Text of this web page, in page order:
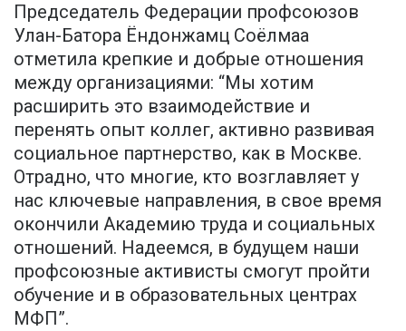
Председатель Федерации профсоюзов
Улан-Батора Ёндонжамц Соёлмаа
отметила крепкие и добрые отношения
между организациями: “Мы хотим
расширить это взаимодействие и
перенять опыт коллег, активно развивая
социальное партнерство, как в Москве.
Отрадно, что многие, кто возглавляет у
нас ключевые направления, в свое время
окончили Академию труда и социальных
отношений. Надеемся, в будущем наши
профсоюзные активисты смогут пройти
обучение и в образовательных центрах
МФП”.